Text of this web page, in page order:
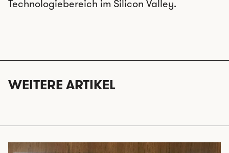
Technologiebereich im Silicon Valley.
WEITERE ARTIKEL